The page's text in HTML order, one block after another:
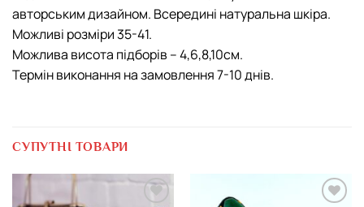
авторським дизайном. Всередині натуральна шкіра.
Можливі розміри 35-41.
Можлива висота підборів – 4,6,8,10см.
Термін виконання на замовлення 7-10 днів.
СУПУТНІ ТОВАРИ